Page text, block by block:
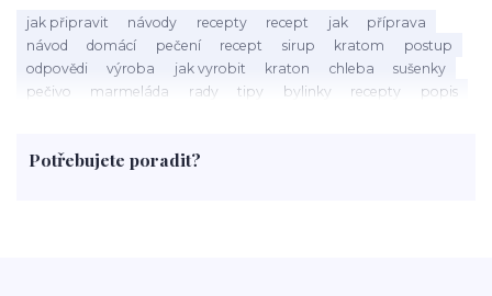
jak připravit návody recepty recept jak
příprava
návod
domácí pečení recept sirup kratom
postup
odpovědi
výroba jak vyrobit kraton chleba
sušenky
pečivo
marmeláda rady tipy bylinky recepty
popis
rohlíky
grilování čaj
Potřebujete poradit?